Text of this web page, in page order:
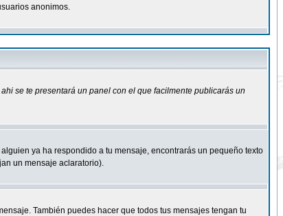
anonimos.
ahi se te presentará un panel con el que facilmente publicarás un
ya ha respondido a tu mensaje, encontrarás un pequeño texto
un mensaje aclaratorio).
También puedes hacer que todos tus mensajes tengan tu